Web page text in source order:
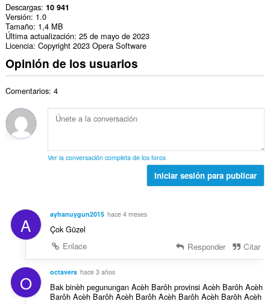
Descargas 10 941
Versión 1.0
Tamaño 1,4 MB
Última actualización 25 de mayo de 2023
Licencia Copyright 2023 Opera Software
Opinión de los usuarios
Comentarios: 4
Ver la conversación completa de los foros
Iniciar sesión para publicar
A ayhanuygun2015 hace 4 meses
Çok Güzel
Enlace
Responder Citar
O octavers hace 3 años
Bak binèh pegunungan Acèh Barôh provinsi Acèh Barôh Acèh
Barôh Acèh Barôh Acèh Barôh Acèh Barôh Acèh Barôh Acèh